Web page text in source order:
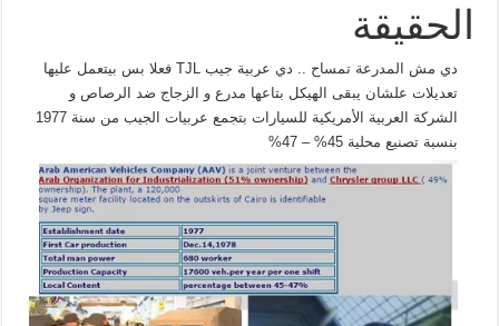
الحقيقة
دي مش المدرعة تمساح .. دي عربية جيب TJL فعلا بس بيتعمل عليها
تعديلات علشان يبقى الهيكل بتاعها مدرع و الزجاج ضد الرصاص و
الشركة العربية الأمريكية للسيارات بتجمع عربيات الجيب من سنة 1977
بنسبة تصنيع محلية 45% – 47%